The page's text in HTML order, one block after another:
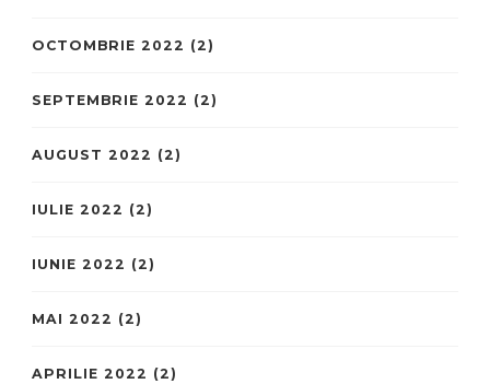
OCTOMBRIE 2022 (2)
SEPTEMBRIE 2022 (2)
AUGUST 2022 (2)
IULIE 2022 (2)
IUNIE 2022 (2)
MAI 2022 (2)
APRILIE 2022 (2)